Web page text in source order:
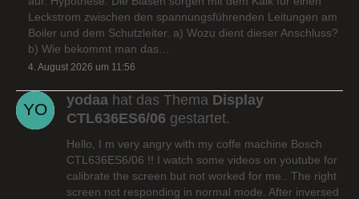
Leckstrom zwischen den spannungsführenden Leitungen am
Boiler und dem Schutzleiter. a) Wozu dient dieser Anschluss?
b) Wie bekommt man das…
4. August 2026 um 11:56
yodaa hat das Thema Display
CTL636ES6/06 gestartet.
Hello, I m very angry with my coffe machine Bosch
CTL636ES6/06 !! I watch some videos on youtube for
calibrate the screen but not worked for me.. The right
screen not responding in normal mode. After inversed